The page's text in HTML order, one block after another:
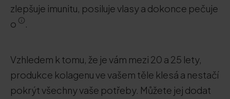
zlepšuje imunitu, posiluje vlasy a dokonce pečuje
o
.
Vzhledem k tomu, že je vám mezi 20 a 25 lety,
produkce kolagenu ve vašem těle klesá a nestačí
pokrýt všechny vaše potřeby. Můžete jej dodat